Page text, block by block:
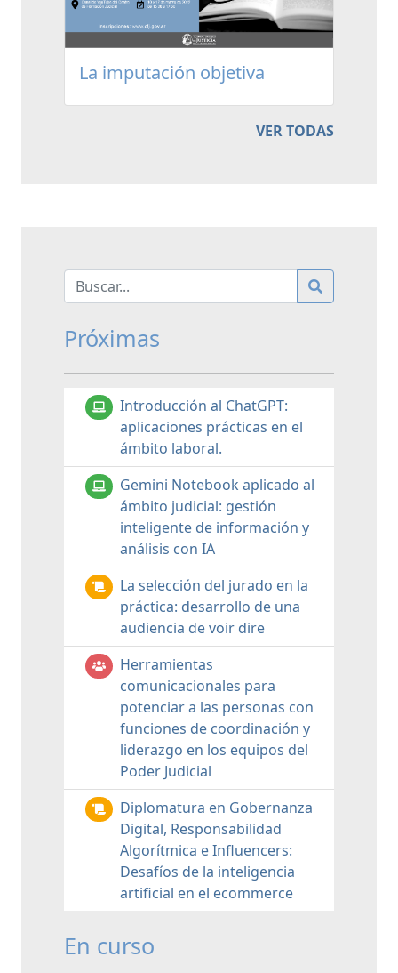
La imputación objetiva
VER TODAS
Próximas
Introducción al ChatGPT:
aplicaciones prácticas en el
ámbito laboral.
Gemini Notebook aplicado al
ámbito judicial: gestión
inteligente de información y
análisis con IA
La selección del jurado en la
práctica: desarrollo de una
audiencia de voir dire
Herramientas
comunicacionales para
potenciar a las personas con
funciones de coordinación y
liderazgo en los equipos del
Poder Judicial
Diplomatura en Gobernanza
Digital, Responsabilidad
Algorítmica e Influencers:
Desafíos de la inteligencia
artificial en el ecommerce
En curso